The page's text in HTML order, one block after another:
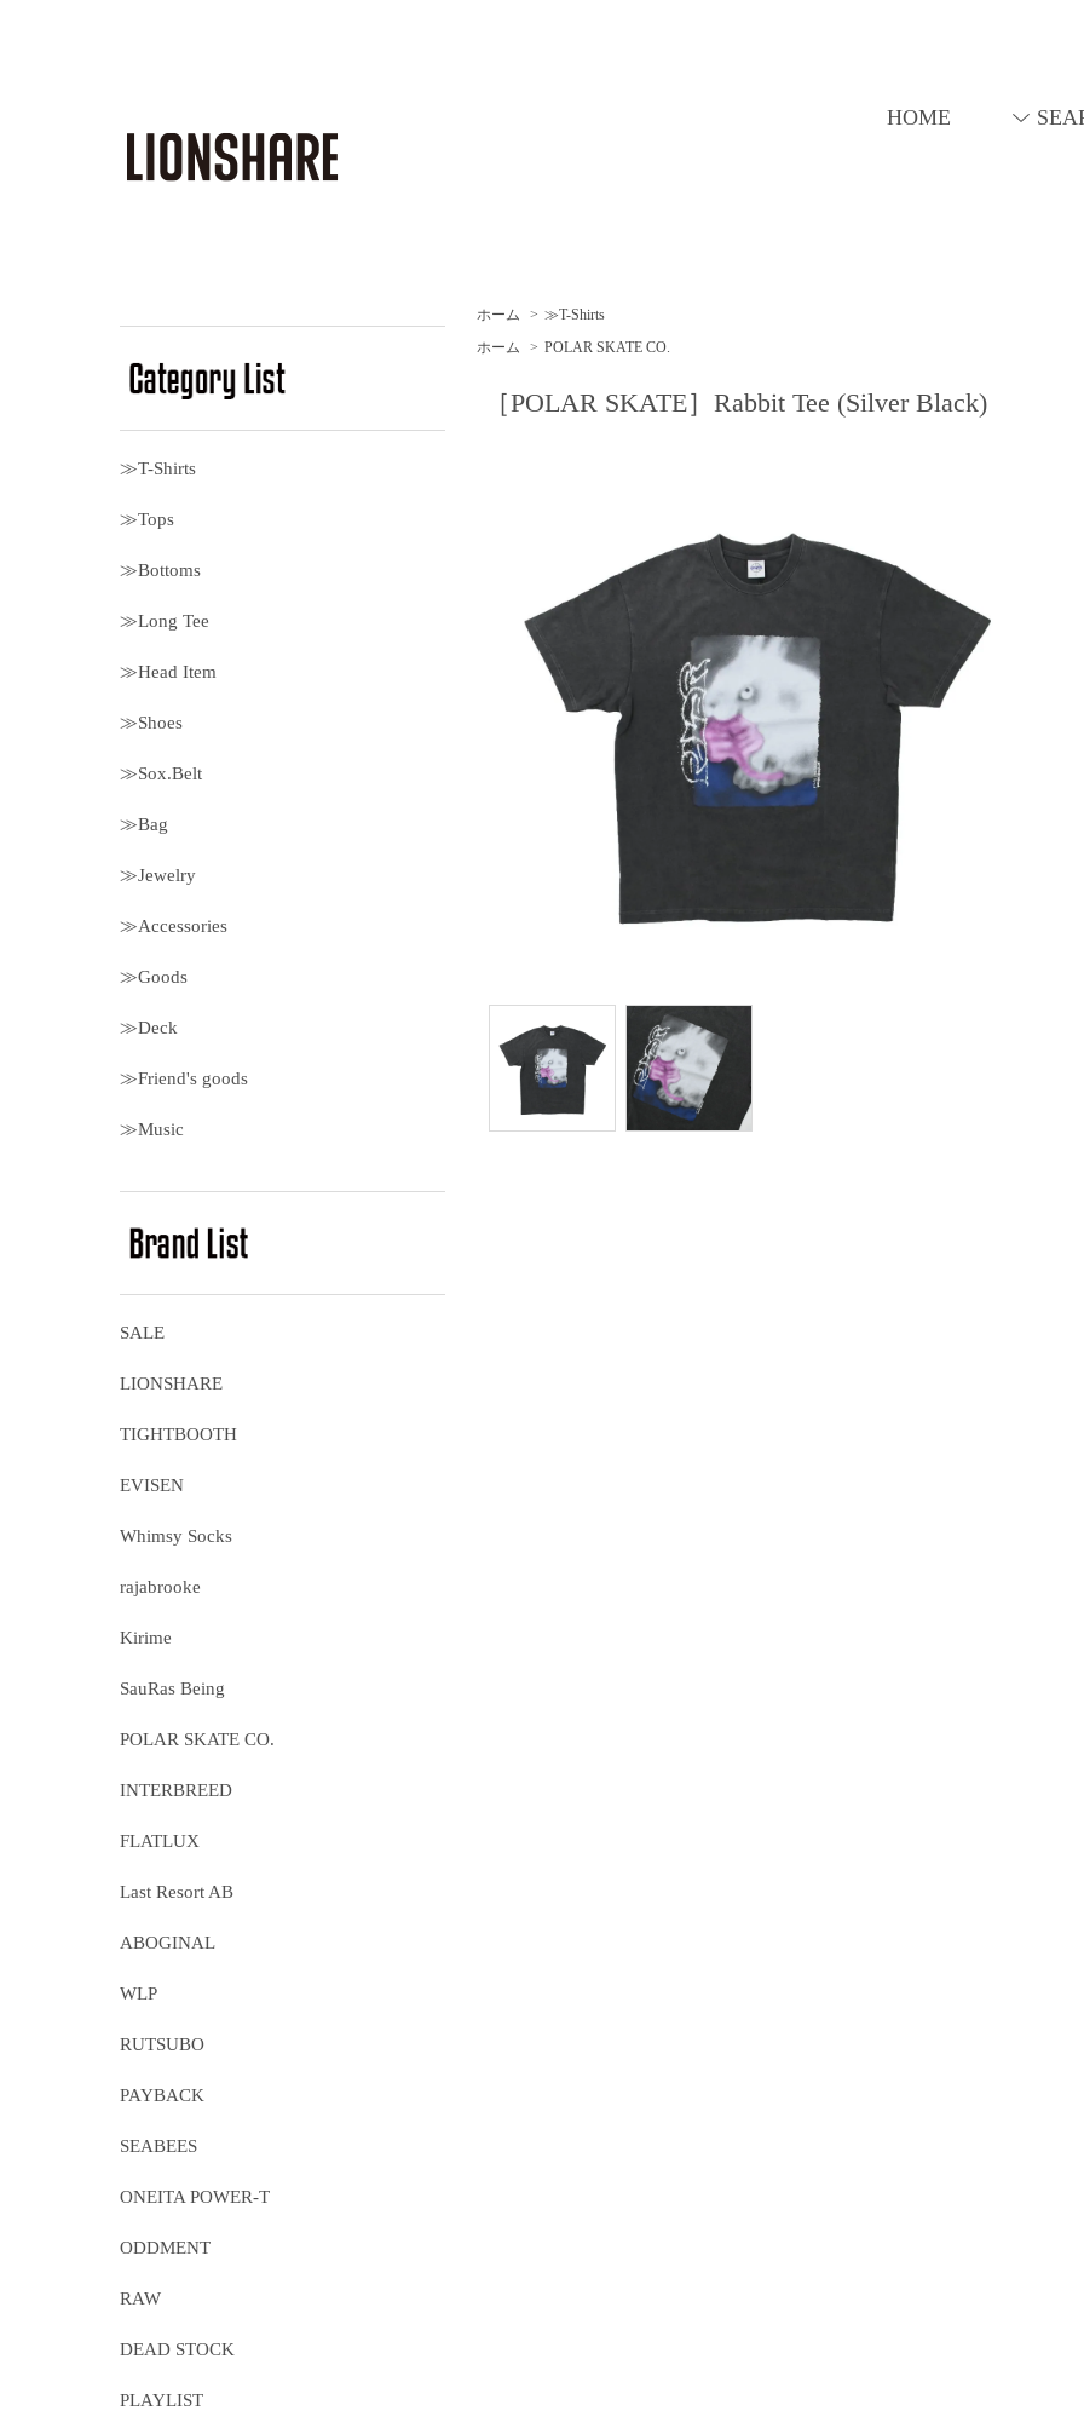
HOME
ホーム > ≫T-Shirts
ホーム
> POLAR SKATE CO.
［POLAR SKATE］Rabbit Tee (Silver Black)
≫T-Shirts
≫Tops
≫Bottoms
≫Long Tee
≫Head Item
≫Shoes
≫Sox.Belt
≫Bag
≫Jewelry
≫Accessories
≫Goods
≫Deck
≫Friend's goods
≫Music
SALE
LIONSHARE
TIGHTBOOTH
EVISEN
Whimsy Socks
rajabrooke
Kirime
SauRas Being
POLAR SKATE CO.
INTERBREED
FLATLUX
Last Resort AB
ABOGINAL
WLP
RUTSUBO
PAYBACK
SEABEES
ONEITA POWER-T
ODDMENT
RAW
DEAD STOCK
PLAYLIST